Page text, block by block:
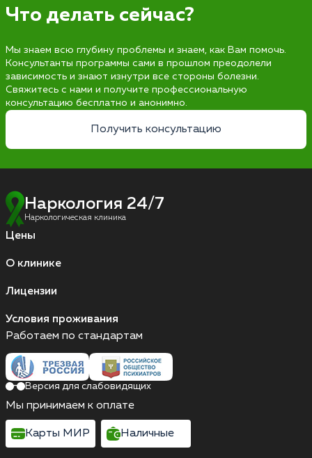
Что делать сейчас?
Мы знаем всю глубину проблемы и знаем, как Вам помочь.
Консультанты программы сами в прошлом преодолели
зависимость и знают изнутри все стороны болезни.
Свяжитесь с нами и получите профессиональную
консультацию бесплатно и анонимно.
Получить консультацию
Наркология 24/7
Наркологическая клиника
Цены
О клинике
Лицензии
Условия проживания
Работаем по стандартам
Версия для слабовидящих
Мы принимаем к оплате
Карты МИР Наличные